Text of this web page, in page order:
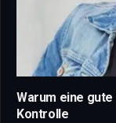
Warum eine
Kontrolle